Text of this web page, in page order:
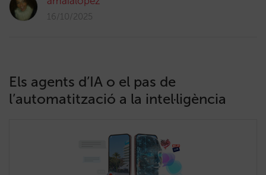
16/10/2025
Els agents d’IA o el pas de
l’automatització a la intel·ligència